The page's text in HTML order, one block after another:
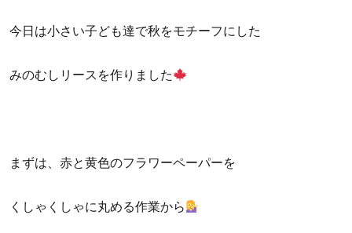
今日は小さい子ども達で秋をモチーフにした
みのむしリースを作りました
まずは、赤と黄色のフラワーペーパーを
くしゃくしゃに丸める作業から